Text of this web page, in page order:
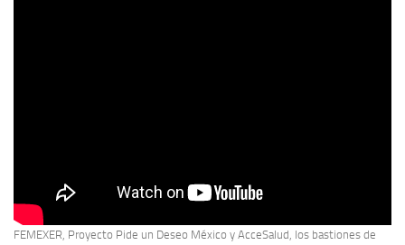
FEMEXER, Proyecto Pide un Deseo México y AcceSalud, los bastiones de